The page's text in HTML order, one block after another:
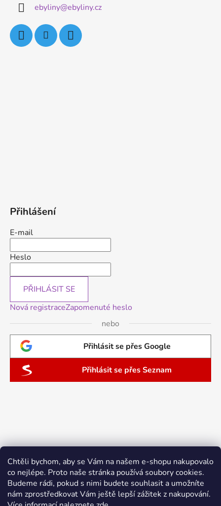
Chtěli bychom, aby se Vám na našem e-shopu nakupovalo
co nejlépe. Proto naše stránka používá soubory cookies.
Budeme rádi, pokud s nimi budete souhlasit a umožníte
nám zprostředkovat Vám ještě lepší zážitek z nakupování.
ebyliny@ebyliny.cz
Přihlášení
E-mail
Heslo
PŘIHLÁSIT SE
Nová registraceZapomenuté heslo
nebo
Přihlásit se přes Google
Přihlásit se přes Seznam